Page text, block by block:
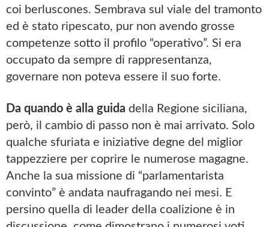
coi berluscones. Sembrava sul viale del tramonto
ed è stato ripescato, pur non avendo grosse
competenze sotto il profilo “operativo”. Si era
occupato da sempre di rappresentanza,
governare non poteva essere il suo forte.
Da quando è alla guida della Regione siciliana,
però, il cambio di passo non è mai arrivato. Solo
qualche sfuriata e iniziative degne del miglior
tappezziere per coprire le numerose magagne.
Anche la sua missione di “parlamentarista
convinto” è andata naufragando nei mesi. E
persino quella di leader della coalizione è in